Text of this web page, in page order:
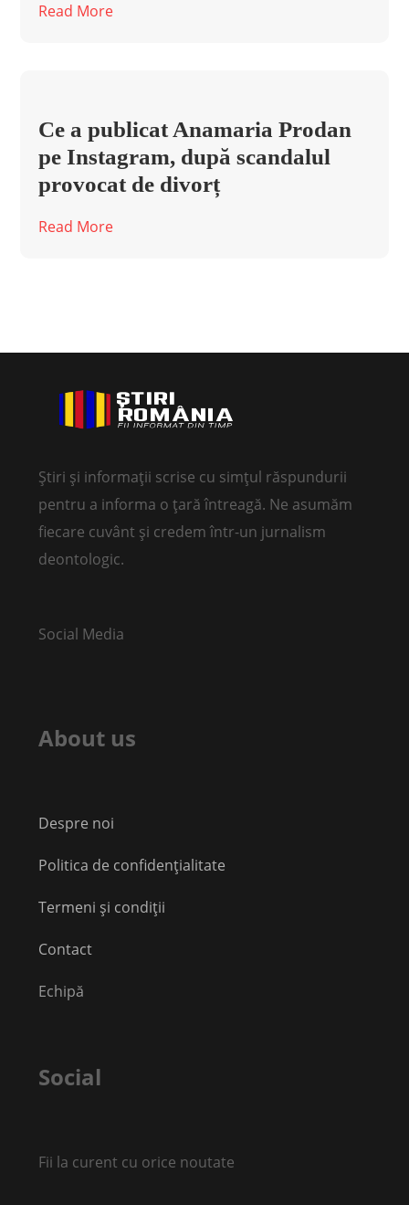
Read More
Ce a publicat Anamaria Prodan
pe Instagram, după scandalul
provocat de divorț
Read More
Știri și informații scrise cu simțul răspundurii
pentru a informa o țară întreagă. Ne asumăm
fiecare cuvânt și credem într-un jurnalism
deontologic.
Social Media
About us
Despre noi
Politica de confidențialitate
Termeni și condiții
Contact
Echipă
Social
Fii la curent cu orice noutate